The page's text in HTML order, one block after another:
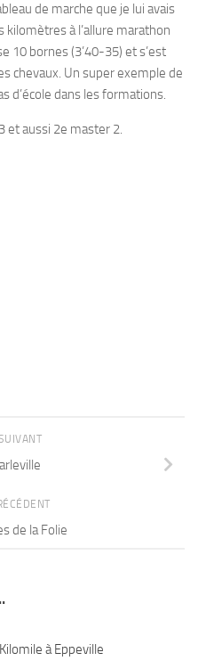
de marche que je lui avais
kilomètres à l’allure marathon
10 bornes (3’40-35) et s’est
chevaux. Un super exemple de
d’école dans les formations.
et aussi 2e master 2.
de la Folie
Kilomile à Eppeville